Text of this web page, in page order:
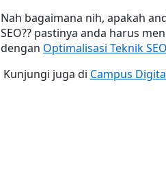
Nah bagaimana nih, apakah
SEO?? pastinya anda harus
dengan Optimalisasi Teknik SEO
Kunjungi juga di Campus